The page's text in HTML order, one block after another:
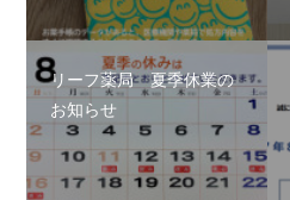
リーフ薬局 夏季休業の
お知らせ